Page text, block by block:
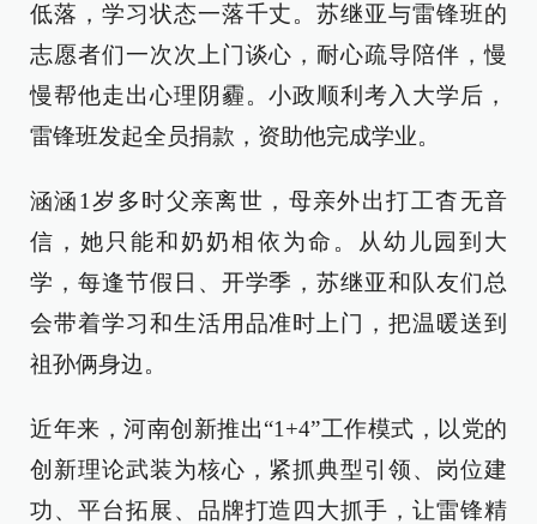
低落，学习状态一落千丈。苏继亚与雷锋班的
志愿者们一次次上门谈心，耐心疏导陪伴，慢
慢帮他走出心理阴霾。小政顺利考入大学后，
雷锋班发起全员捐款，资助他完成学业。
涵涵1岁多时父亲离世，母亲外出打工杳无音
信，她只能和奶奶相依为命。从幼儿园到大
学，每逢节假日、开学季，苏继亚和队友们总
会带着学习和生活用品准时上门，把温暖送到
祖孙俩身边。
近年来，河南创新推出“1+4”工作模式，以党的
创新理论武装为核心，紧抓典型引领、岗位建
功、平台拓展、品牌打造四大抓手，让雷锋精